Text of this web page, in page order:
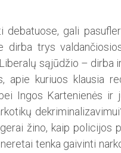
debatuose, gali
dirba trys
sąjūdžio – dirba
apie kuriuos klausia
Ingos Kartenienės
žino, kaip policijos
tenka gaivinti